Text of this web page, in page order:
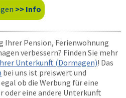
>> Info
Ihrer Pension, Ferienwohnung
verbessern? Finden Sie mehr
Unterkunft (Dormagen)! Das
bei uns ist preiswert und
ob die Werbung für eine
oder eine andere Unterkunft